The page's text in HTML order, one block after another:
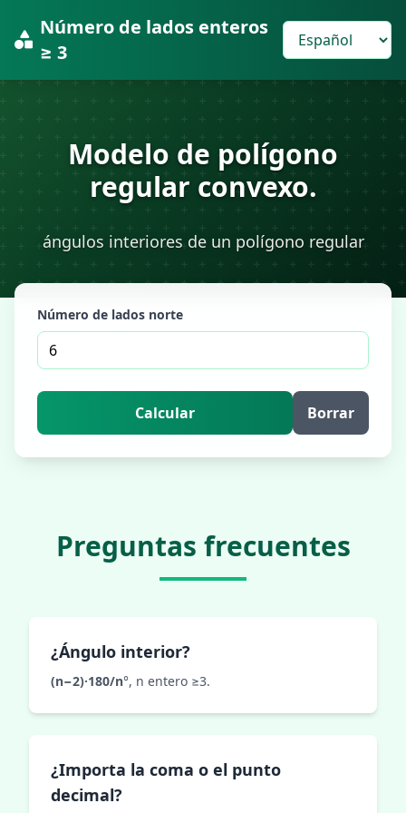
Número de lados enteros
≥ 3
Modelo de polígono
regular convexo.
ángulos interiores de un polígono regular
Número de lados norte
Calcular Borrar
Preguntas frecuentes
¿Ángulo interior?
(n−2)·180/n°, n entero ≥3.
¿Importa la coma o el punto
decimal?